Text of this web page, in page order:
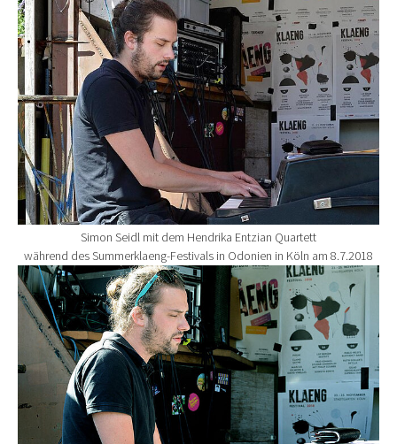
Simon Seidl mit dem Hendrika Entzian Quartett
während des Summerklaeng-Festivals in Odonien in Köln am 8.7.2018
Show larger version for: